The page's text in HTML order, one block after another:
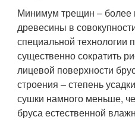
Минимум трещин – более
древесины в
специальной технологии
существенно сократить
лицевой поверхности
строения – степень
сушки намного меньше,
бруса естественной